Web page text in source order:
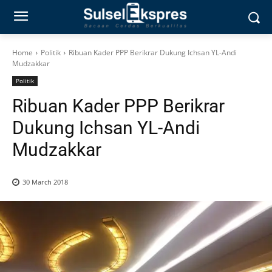
Home Politik
Ribuan Kader PPP Berikrar Dukung Ichsan YL-Andi
Mudzakkar
Politik
Ribuan Kader PPP Berikrar
Dukung Ichsan YL-Andi
Mudzakkar
30 March 2018